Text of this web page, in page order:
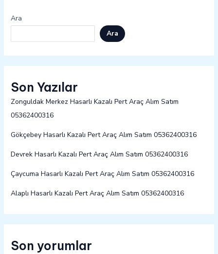
Ara
Ara
Son Yazılar
Zonguldak Merkez Hasarlı Kazalı Pert Araç Alım Satım
05362400316
Gökçebey Hasarlı Kazalı Pert Araç Alım Satım 05362400316
Devrek Hasarlı Kazalı Pert Araç Alım Satım 05362400316
Çaycuma Hasarlı Kazalı Pert Araç Alım Satım 05362400316
Alaplı Hasarlı Kazalı Pert Araç Alım Satım 05362400316
Son yorumlar